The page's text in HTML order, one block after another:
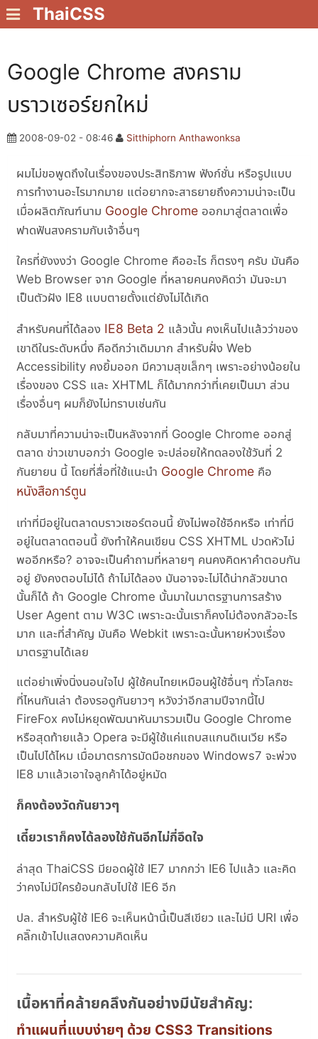
ThaiCSS
Google Chrome สงคราม
บราวเซอร์ยกใหม่
2008-09-02 - 08:46 Sitthiphorn Anthawonksa
ผมไม่ขอพูดถึงในเรื่องของประสิทธิภาพ ฟังก์ชั่น หรือรูปแบบ
การทำงานอะไรมากมาย แต่อยากจะสาธยายถึงความน่าจะเป็น
เมื่อผลิตภัณฑ์นาม Google Chrome ออกมาสู่ตลาดเพื่อ
ฟาดฟันสงครามกับเจ้าอื่นๆ
ใครที่ยังงงว่า Google Chrome คืออะไร ก็ตรงๆ ครับ มันคือ
Web Browser จาก Google ที่หลายคนคงคิดว่า มันจะมา
เป็นตัวฝัง IE8 แบบตายตั้งแต่ยังไม่ได้เกิด
สำหรับคนที่ได้ลอง IE8 Beta 2 แล้วนั้น คงเห็นไปแล้วว่าของ
เขาดีในระดับหนึ่ง คือดีกว่าเดิมมาก สำหรับฝั่ง Web
Accessibility คงยิ้มออก มีความสุขเล็กๆ เพราะอย่างน้อยใน
เรื่องของ CSS และ XHTML ก็ได้มากกว่าที่เคยเป็นมา ส่วน
เรื่องอื่นๆ ผมก็ยังไม่ทราบเช่นกัน
กลับมาที่ความน่าจะเป็นหลังจากที่ Google Chrome ออกสู่
ตลาด ข่าวเขาบอกว่า Google จะปล่อยให้ทดลองใช้วันที่ 2
กันยายน นี้ โดยที่สื่อที่ใช้แนะนำ Google Chrome คือ
หนังสือการ์ตูน
เท่าที่มีอยู่ในตลาดบราวเซอร์ตอนนี้ ยังไม่พอใช้อีกหรือ เท่าที่มี
อยู่ในตลาดตอนนี้ ยังทำให้คนเขียน CSS XHTML ปวดหัวไม่
พออีกหรือ? อาจจะเป็นคำถามที่หลายๆ คนคงคิดหาคำตอบกัน
อยู่ ยังคงตอบไม่ได้ ถ้าไม่ได้ลอง มันอาจจะไม่ได้น่ากลัวขนาด
นั้นก็ได้ ถ้า Google Chrome นั้นมาในมาตรฐานการสร้าง
User Agent ตาม W3C เพราะฉะนั้นเราก็คงไม่ต้องกลัวอะไร
มาก และที่สำคัญ มันคือ Webkit เพราะฉะนั้นหายห่วงเรื่อง
มาตรฐานได้เลย
แต่อย่าเพิ่งนิ่งนอนใจไป ผู้ใช้คนไทยเหมือนผู้ใช้อื่นๆ ทั่วโลกซะ
ที่ไหนกันเล่า ต้องรอดูกันยาวๆ หวังว่าอีกสามปีจากนี้ไป
FireFox คงไม่หยุดพัฒนาหันมารวมเป็น Google Chrome
หรือสุดท้ายแล้ว Opera จะมีผู้ใช้แค่แถบสแกนดิเนเวีย หรือ
เป็นไปได้ไหม เมื่อมาตรการมัดมือชกของ Windows7 จะพ่วง
IE8 มาแล้วเอาใจลูกค้าได้อยู่หมัด
ก็คงต้องวัดกันยาวๆ
เดี๋ยวเราก็คงได้ลองใช้กันอีกไม่กี่อึดใจ
ล่าสุด ThaiCSS มียอดผู้ใช้ IE7 มากกว่า IE6 ไปแล้ว และคิด
ว่าคงไม่มีใครย้อนกลับไปใช้ IE6 อีก
ปล. สำหรับผู้ใช้ IE6 จะเห็นหน้านี้เป็นสีเขียว และไม่มี URI เพื่อ
คลิ๊กเข้าไปแสดงความคิดเห็น
เนื้อหาที่คล้ายคลึงกันอย่างมีนัยสำคัญ:
ทำแผนที่แบบง่ายๆ ด้วย CSS3 Transitions